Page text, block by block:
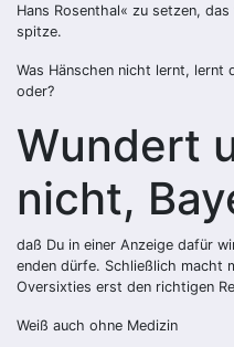
Hans Rosenthal« zu setzen,
spitze.
Was Hänschen nicht lernt, lernt
oder?
Wundert
nicht,
daß Du in einer Anzeige dafür
enden dürfe. Schließlich macht
Oversixties erst den richtigen
Weiß auch ohne Medizin